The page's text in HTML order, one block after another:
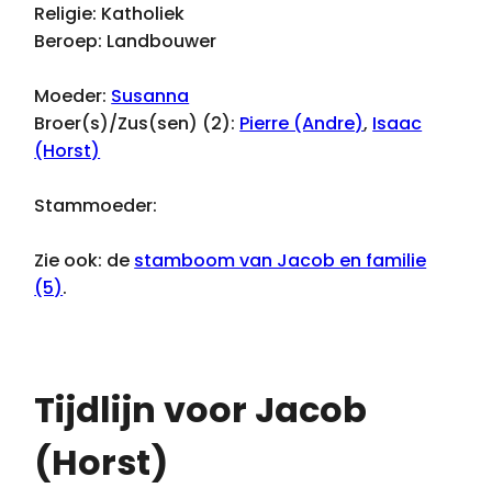
Religie: Katholiek
Beroep: Landbouwer
Moeder: Susanna
Broer(s)/Zus(sen) (2): Pierre (Andre), Isaac
(Horst)
Stammoeder:
Zie ook: de stamboom van Jacob en familie
(5).
Tijdlijn voor Jacob
(Horst)